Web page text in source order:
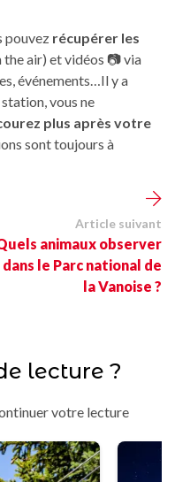
pouvez récupérer les
the air) et vidéos 📷 via
événements…Il y a
vous ne
plus après votre
sont toujours à
Article suivant
animaux observer
dans le Parc national de
la Vanoise ?
lecture ?
votre lecture